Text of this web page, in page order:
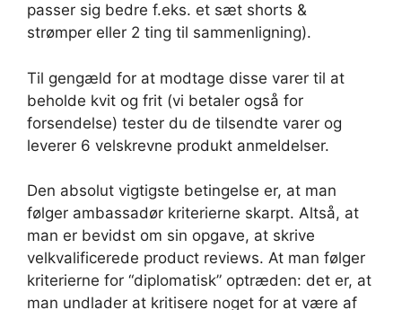
passer sig bedre f.eks. et sæt shorts &
strømper eller 2 ting til sammenligning).
Til gengæld for at modtage disse varer til at
beholde kvit og frit (vi betaler også for
forsendelse) tester du de tilsendte varer og
leverer 6 velskrevne produkt anmeldelser.
Den absolut vigtigste betingelse er, at man
følger ambassadør kriterierne skarpt. Altså, at
man er bevidst om sin opgave, at skrive
velkvalificerede product reviews. At man følger
kriterierne for “diplomatisk” optræden: det er, at
man undlader at kritisere noget for at være af